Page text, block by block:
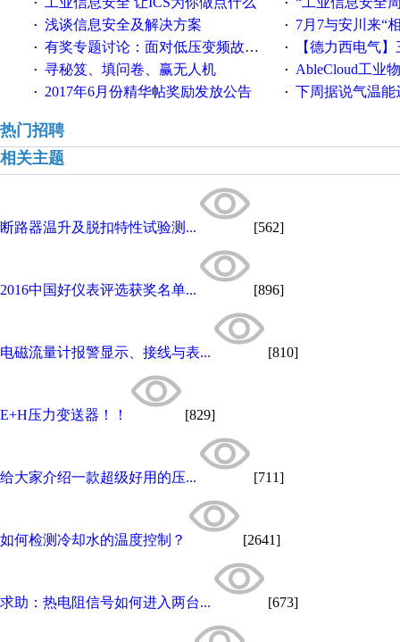
·
·
· 浅谈信息安全及解决方案 · 7月7与安川来“
· 有奖专题讨论：面对低压变频故障，老手是这样解决的！ · 【德力西电气】三
· 寻秘笈、填问卷、赢无人机 · AbleCloud工业物联
· 2017年6月份精华帖奖励发放公告 · 下周据说气温能
热门招聘
相关主题
断路器温升及脱扣特性试验测... [562]
2016中国好仪表评选获奖名单... [896]
电磁流量计报警显示、接线与表... [810]
E+H压力变送器！！ [829]
给大家介绍一款超级好用的压... [711]
如何检测冷却水的温度控制？ [2641]
求助：热电阻信号如何进入两台... [673]